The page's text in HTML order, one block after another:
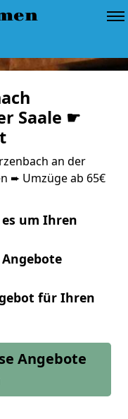
Saale ☛
an der
➨ Umzüge ab 65€
um Ihren
für Ihren
Angebote